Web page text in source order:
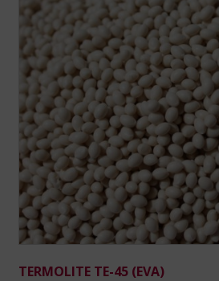
TERMOLITE TE-45 (EVA)